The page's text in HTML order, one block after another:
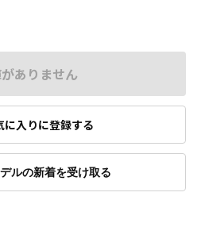
ありません
に入りに登録する
ルの新着を受け取る